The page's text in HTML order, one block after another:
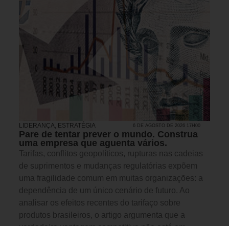
LIDERANÇA, ESTRATÉGIA 6 DE AGOSTO DE 2026 17H00
Pare de tentar prever o mundo. Construa
uma empresa que aguenta vários.
Tarifas, conflitos geopolíticos, rupturas nas cadeias
de suprimentos e mudanças regulatórias expõem
uma fragilidade comum em muitas organizações: a
dependência de um único cenário de futuro. Ao
analisar os efeitos recentes do tarifaço sobre
produtos brasileiros, o artigo argumenta que a